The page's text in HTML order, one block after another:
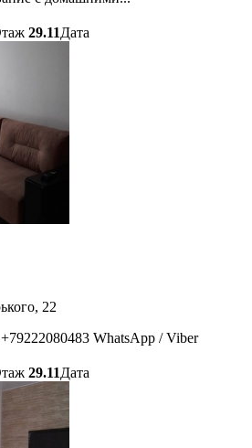
29.11Дата
22
WhatsApp / Viber
29.11Дата